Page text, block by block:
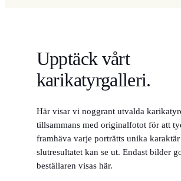
Upptäck vårt
karikatyrgalleri.
Här visar vi noggrant utvalda
tillsammans med originalfotot för att
framhäva varje porträtts unika
slutresultatet kan se ut. Endast bilder
beställaren visas här.